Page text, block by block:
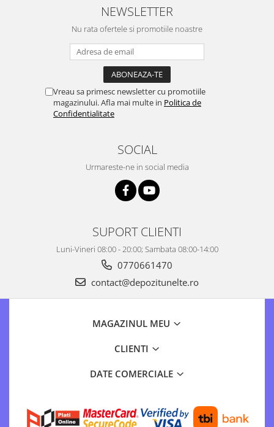
NEWSLETTER
Nu rata ofertele si promotiile noastre
Vreau sa primesc newsletter cu promotiile
magazinului. Afla mai multe in Politica de
Confidentialitate
SOCIAL
Urmareste-ne in social media
SUPORT CLIENTI
Luni-Vineri 08:00 - 20:00; Sambata 08:00-14:00
0770661470
contact@depozitunelte.ro
MAGAZINUL MEU
CLIENTI
DATE COMERCIALE